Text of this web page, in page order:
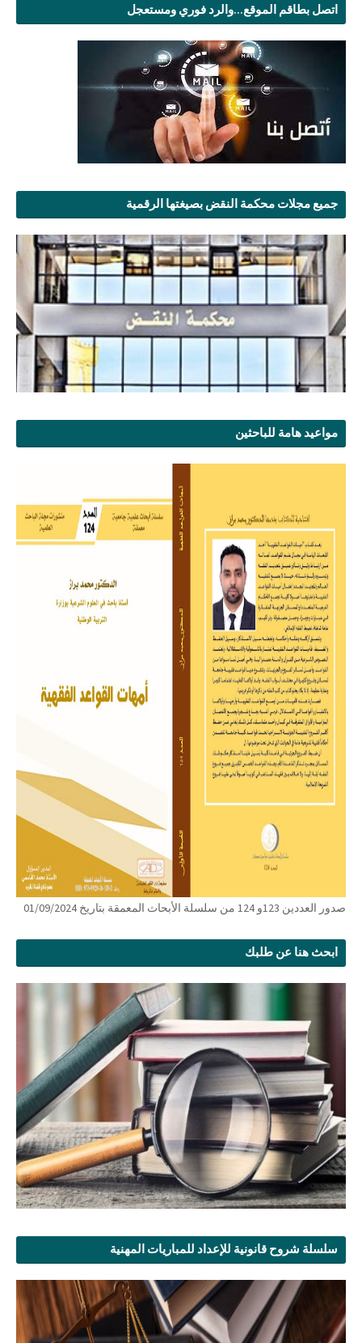
اتصل بطاقم الموقع...والرد فوري ومستعجل
جميع مجلات محكمة النقض بصيغتها الرقمية
مواعيد هامة للباحثين
صدور العددين 123و 124 من سلسلة الأبحاث المعمقة بتاريخ 01/09/2024
ابحث هنا عن طلبك
سلسلة شروح قانونية للإعداد للمباريات المهنية